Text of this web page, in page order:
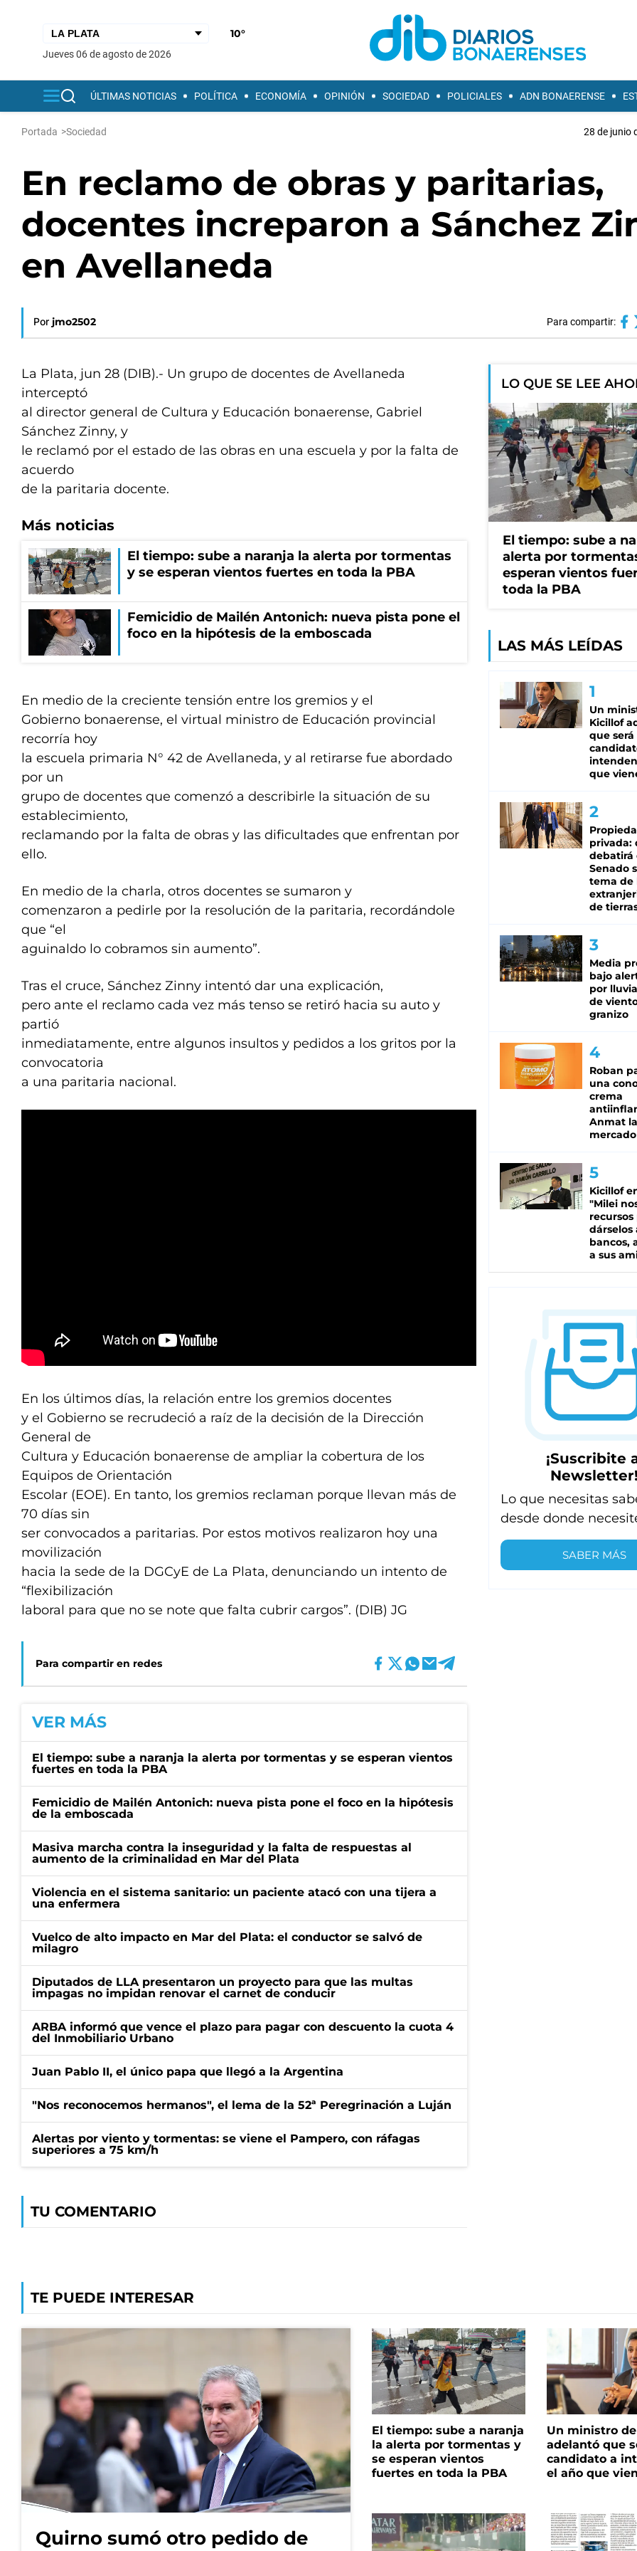
10°
jueves 06 de agosto de 2026
ÚLTIMAS NOTICIAS POLÍTICA ECONOMÍA OPINIÓN SOCIEDAD POLICIALES ADN BONAERENSE
Portada >Sociedad 28 de junio
En reclamo de obras y paritarias,
docentes increparon a Sánchez
en Avellaneda
Por jmo2502 Para compartir:
La Plata, jun 28 (DIB).- Un grupo de docentes de Avellaneda
interceptó
al director general de Cultura y Educación bonaerense, Gabriel
Sánchez Zinny, y
le reclamó por el estado de las obras en una escuela y por la falta de
acuerdo
de la paritaria docente.
Más noticias
El tiempo: sube a naranja la alerta por tormentas
y se esperan vientos fuertes en toda la PBA
Femicidio de Mailén Antonich: nueva pista pone el
foco en la hipótesis de la emboscada
En medio de la creciente tensión entre los gremios y el
Gobierno bonaerense, el virtual ministro de Educación provincial
recorría hoy
la escuela primaria N° 42 de Avellaneda, y al retirarse fue abordado
por un
grupo de docentes que comenzó a describirle la situación de su
establecimiento,
reclamando por la falta de obras y las dificultades que enfrentan por
ello.
En medio de la charla, otros docentes se sumaron y
comenzaron a pedirle por la resolución de la paritaria, recordándole
que “el
aguinaldo lo cobramos sin aumento”.
Tras el cruce, Sánchez Zinny intentó dar una explicación,
pero ante el reclamo cada vez más tenso se retiró hacia su auto y
partió
inmediatamente, entre algunos insultos y pedidos a los gritos por la
convocatoria
a una paritaria nacional.
En los últimos días, la relación entre los gremios docentes
y el Gobierno se recrudeció a raíz de la decisión de la Dirección
General de
Cultura y Educación bonaerense de ampliar la cobertura de los
Equipos de Orientación
Escolar (EOE). En tanto, los gremios reclaman porque llevan más de
70 días sin
ser convocados a paritarias. Por estos motivos realizaron hoy una
movilización
hacia la sede de la DGCyE de La Plata, denunciando un intento de
“flexibilización
laboral para que no se note que falta cubrir cargos”. (DIB) JG
Para compartir en redes
VER MÁS
El tiempo: sube a naranja la alerta por tormentas y se esperan vientos
fuertes en toda la PBA
Femicidio de Mailén Antonich: nueva pista pone el foco en la hipótesis
de la emboscada
Masiva marcha contra la inseguridad y la falta de respuestas al
aumento de la criminalidad en Mar del Plata
Violencia en el sistema sanitario: un paciente atacó con una tijera a
una enfermera
Vuelco de alto impacto en Mar del Plata: el conductor se salvó de
milagro
Diputados de LLA presentaron un proyecto para que las multas
impagas no impidan renovar el carnet de conducir
ARBA informó que vence el plazo para pagar con descuento la cuota 4
del Inmobiliario Urbano
Juan Pablo II, el único papa que llegó a la Argentina
"Nos reconocemos hermanos", el lema de la 52ª Peregrinación a Luján
Alertas por viento y tormentas: se viene el Pampero, con ráfagas
superiores a 75 km/h
TU COMENTARIO
LO QUE SE LEE
El tiempo: sube a
alerta por
esperan vientos
toda la PBA
LAS MÁS LEÍDAS
Un
Kicillof
que será
que
privada:
debatirá
Senado
tema de
de
Media
bajo
por
de
granizo
Roban
una
crema
Anmat
mercado
Kicillof
"Milei
recursos
dárselos
bancos,
a sus
¡Suscribite
Newsletter!
Lo que necesitas
desde donde
SABER MÁS
TE PUEDE INTERESAR
Quirno sumó otro pedido de
El tiempo: sube a naranja
la alerta por tormentas y
se esperan vientos
fuertes en toda la PBA
Un ministro
adelantó que
candidato a
el año que